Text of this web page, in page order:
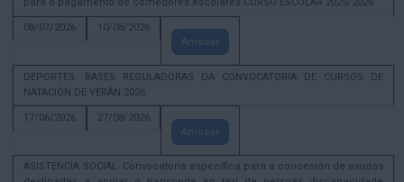
08/07/2026
10/08/2026
Amosar
DEPORTES. BASES REGULADORAS DA CONVOCATORIA DE CURSOS DE
NATACIÓN DE VERÁN 2026
17/06/2026
27/08/2026
Amosar
ASISTENCIA SOCIAL. Convocatoria específica para a concesión de axudas